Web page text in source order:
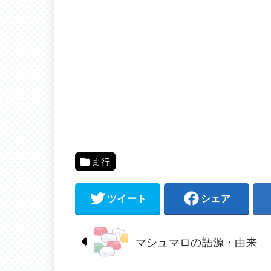
ま行
ツイート シェア
マシュマロの語源・由来